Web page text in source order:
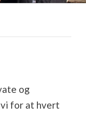
og
for at hvert